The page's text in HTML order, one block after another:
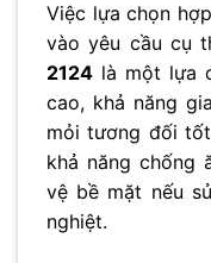
Việc lựa chọn
vào yêu cầu cụ
2124 là một lựa
cao, khả năng
mỏi tương đối
khả năng chống
vệ bề mặt nếu
nghiệt.